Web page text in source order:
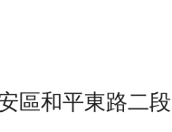
區和平東路二段